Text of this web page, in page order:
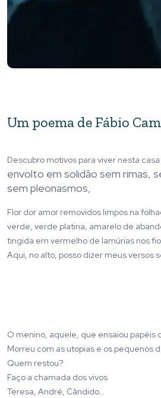
Um poema de Fábio
Descubro motivos para viver nesta
envolto em solidão sem rimas,
sem pleonasmos,
Flor dor amor removidos limpos na
verde, verde platina, amarelo de
tingida em vermelho de lamúrias nos
Aqui, no alto, posso dizer meus versos
O menino, aquele, que ensaiou papéis
Morreu com as utopias e os pequenos
Quem restou?
Faço a chamada dos vivos.
Teresa, André, Cândido…